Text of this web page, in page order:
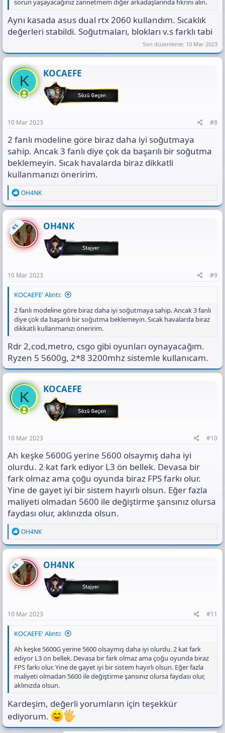
sorun yaşayacağınız zannetmem diğer arkadaşlarında fikrini alın.
Aynı kasada asus dual rtx 2060 kullandım. Sıcaklık
değerleri stabildi. Soğutmaları, blokları v.s farklı tabi
Son düzenleme: 10 Mar 2023
K KOCAEFE
10 Mar 2023 #8
2 fanlı modeline göre biraz daha iyi soğutmaya
sahip. Ancak 3 fanlı diye çok da başarılı bir soğutma
beklemeyin. Sıcak havalarda biraz dikkatli
kullanmanızı öneririm.
R
e
a
c
t
i
o
n
OH4NK
KS OH4NK
10 Mar 2023 #9
KOCAEFE' Alıntı:
2 fanlı modeline göre biraz daha iyi soğutmaya sahip. Ancak 3 fanlı
diye çok da başarılı bir soğutma beklemeyin. Sıcak havalarda biraz
dikkatli kullanmanızı öneririm.
Rdr 2,cod,metro, csgo gibi oyunları oynayacağım.
Ryzen 5 5600g, 2*8 3200mhz sistemle kullanıcam.
K KOCAEFE
10 Mar 2023 #10
Ah keşke 5600G yerine 5600 olsaymış daha iyi
olurdu. 2 kat fark ediyor L3 ön bellek. Devasa bir
fark olmaz ama çoğu oyunda biraz FPS farkı olur.
Yine de gayet iyi bir sistem hayırlı olsun. Eğer fazla
maliyeti olmadan 5600 ile değiştirme şansınız olursa
faydası olur, aklınızda olsun.
R
e
a
c
t
i
o
n
OH4NK
KS OH4NK
10 Mar 2023 #11
KOCAEFE' Alıntı:
Ah keşke 5600G yerine 5600 olsaymış daha iyi olurdu. 2 kat fark
ediyor L3 ön bellek. Devasa bir fark olmaz ama çoğu oyunda biraz
FPS farkı olur. Yine de gayet iyi bir sistem hayırlı olsun. Eğer fazla
maliyeti olmadan 5600 ile değiştirme şansınız olursa faydası olur,
aklınızda olsun.
Kardeşim, değerli yorumların için teşekkür
ediyorum.